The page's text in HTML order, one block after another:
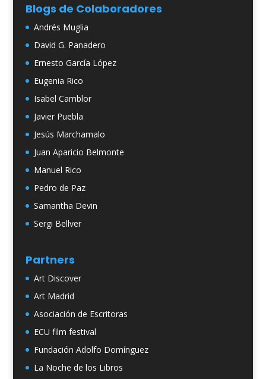
Blogs de Colaboradores
Andrés Muglia
David G. Panadero
Ernesto García López
Eugenia Rico
Isabel Camblor
Javier Puebla
Jesús Marchamalo
Juan Aparicio Belmonte
Manuel Rico
Pedro de Paz
Samantha Devin
Sergi Bellver
Partners
Art Discover
Art Madrid
Asociación de Escritoras
ECU film festival
Fundación Adolfo Domínguez
La Noche de los Libros